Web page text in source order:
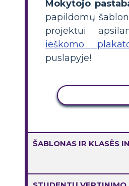
Mokytojo
papildomų
projektui
ieškomo
puslapyje!
ŠABLONAS IR KLASĖS